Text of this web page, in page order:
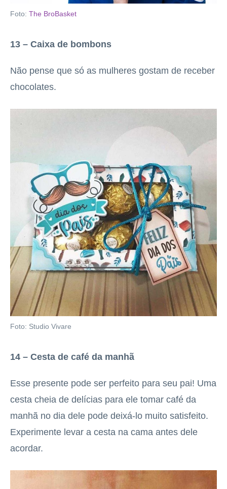
Foto: The BroBasket
13 – Caixa de bombons
Não pense que só as mulheres gostam de receber
chocolates.
Foto: Studio Vivare
14 – Cesta de café da manhã
Esse presente pode ser perfeito para seu pai! Uma
cesta cheia de delícias para ele tomar café da
manhã no dia dele pode deixá-lo muito satisfeito.
Experimente levar a cesta na cama antes dele
acordar.